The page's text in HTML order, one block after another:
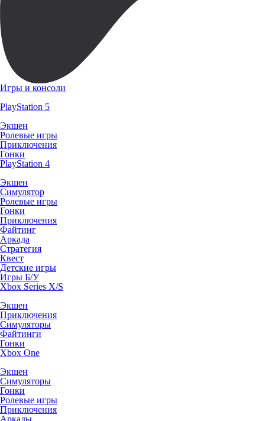
Игры и консоли
PlayStation 5
Экшен
Ролевые игры
Приключения
Гонки
PlayStation 4
Экшен
Симулятор
Ролевые игры
Гонки
Приключения
Файтинг
Аркада
Стратегия
Квест
Детские игры
Игры Б/У
Xbox Series X/S
Экшен
Приключения
Симуляторы
Файтинги
Гонки
Xbox One
Экшен
Симуляторы
Гонки
Ролевые игры
Приключения
Аркады